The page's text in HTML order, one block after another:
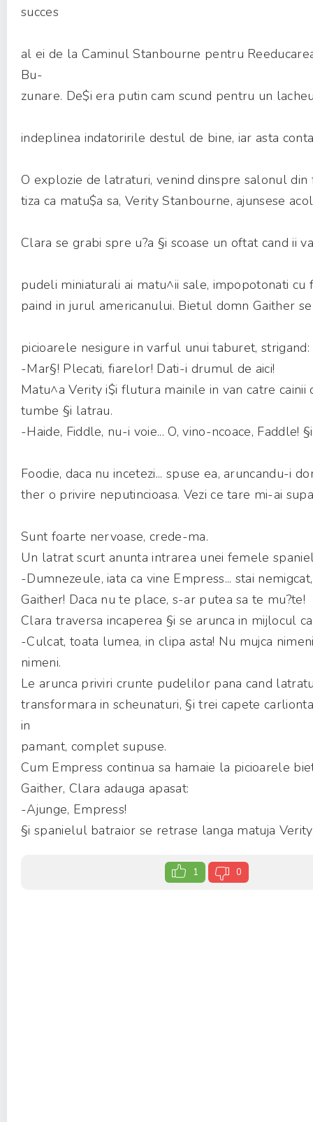
succes
al ei de la Caminul Stanbourne pentru
Bu-
zunare. De$i era putin cam scund pentru un
indeplinea indatoririle destul de bine, iar asta
O explozie de latraturi, venind dinspre salonul din
tiza ca matu$a sa, Verity Stanbourne, ajunsese
Clara se grabi spre u?a §i scoase un oftat cand ii
pudeli miniaturali ai matu^ii sale, impopotonati cu
paind in jurul americanului. Bietul domn Gaither
picioarele nesigure in varful unui taburet, strigand:
-Mar§! Plecati, fiarelor! Dati-i drumul de aici!
Matu^a Verity i$i flutura mainile in van catre cainii
tumbe §i latrau.
-Haide, Fiddle, nu-i voie... O, vino-ncoace, Faddle!
Foodie, daca nu incetezi... spuse ea, aruncandu-i
ther o privire neputincioasa. Vezi ce tare mi-ai
Sunt foarte nervoase, crede-ma.
Un latrat scurt anunta intrarea unei femele
-Dumnezeule, iata ca vine Empress... stai
Gaither! Daca nu te place, s-ar putea sa te mu?te!
Clara traversa incaperea §i se arunca in mijlocul
-Culcat, toata lumea, in clipa asta! Nu mujca
nimeni.
Le arunca priviri crunte pudelilor pana cand
transformara in scheunaturi, §i trei capete
in
pamant, complet supuse.
Cum Empress continua sa hamaie la picioarele
Gaither, Clara adauga apasat:
-Ajunge, Empress!
§i spanielul batraior se retrase langa matuja
1 0